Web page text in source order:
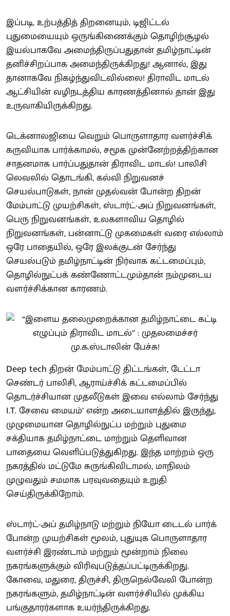
இப்படி, உற்பத்தித் திறனையும், டிஜிட்டல்
புதுமையையும் ஒருங்கிணைக்கும் தொழிற்சூழல்
இயல்பாகவே அமைந்திருப்பதுதான் தமிழ்நாட்டின்
தனிச்சிறப்பாக அமைந்திருக்கிறது! ஆனால், இது
தானாகவே நிகழ்ந்துவிடவில்லை! திராவிட மாடல்
ஆட்சியின் வழிநடத்திய காரணத்தினால் தான் இது
உருவாகியிருக்கிறது.
டெக்னாலஜியை வெறும் பொருளாதார வளர்ச்சிக்
கருவியாக பார்க்காமல், சமூக முன்னேற்றத்திற்கான
சாதனமாக பார்ப்பதுதான் திராவிட மாடல்! பாலிசி
லெவலில் தொடங்கி, கல்வி நிறுவனச்
செயல்பாடுகள், நான் முதல்வன் போன்ற திறன்
மேம்பாட்டு முயற்சிகள், ஸ்டார்ட்-அப் நிறுவனங்கள்,
பெரு நிறுவனங்கள், உலகளாவிய தொழில்
நிறுவனங்கள், பன்னாட்டு முகமைகள் வரை எல்லாம்
ஒரே பாதையில், ஒரே இலக்குடன் சேர்ந்து
செயல்படும் தமிழ்நாட்டின் நிர்வாக கட்டமைப்பும்,
தொழில்நுட்பக் கண்ணோட்டமும்தான் நம்முடைய
வளர்ச்சிக்கான காரணம்.
Deep tech திறன் மேம்பாட்டு திட்டங்கள், டேட்டா
செண்டர் பாலிசி, ஆராய்ச்சிக் கட்டமைப்பில்
தொடர்ச்சியான முதலீடுகள் இவை எல்லாம் சேர்ந்து
I.T. சேவை மையம்’ என்ற அடையாளத்தில் இருந்து,
முழுமையான தொழில்நுட்ப மற்றும் புதுமை
சக்தியாக தமிழ்நாட்டை மாற்றும் தெளிவான
பாதையை வெளிப்படுத்துகிறது. இந்த மாற்றம் ஒரு
நகரத்தில் மட்டுமே சுருங்கிவிடாமல், மாநிலம்
முழுவதும் சமமாக பரவுவதையும் உறுதி
செய்திருக்கிறோம்.
ஸ்டார்ட்-அப் தமிழ்நாடு மற்றும் நியோ டைடல் பார்க்
போன்ற முயற்சிகள் மூலம், புதுயுக பொருளாதார
வளர்ச்சி இரண்டாம் மற்றும் மூன்றாம் நிலை
நகரங்களுக்கும் விரிவுபடுத்தப்பட்டிருக்கிறது.
கோவை, மதுரை, திருச்சி, திருநெல்வேலி போன்ற
நகரங்களும், தமிழ்நாட்டின் வளர்ச்சியில் முக்கிய
பங்குதாரர்களாக உயர்ந்திருக்கிறது.